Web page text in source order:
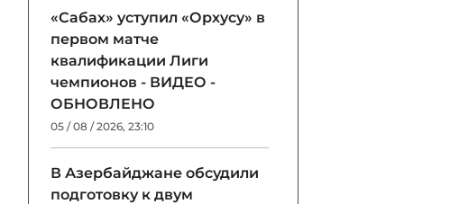
«Сабах» уступил «Орхусу» в
первом матче
квалификации Лиги
чемпионов - ВИДЕО -
ОБНОВЛЕНО
05 / 08 / 2026, 23:10
В Азербайджане обсудили
подготовку к двум